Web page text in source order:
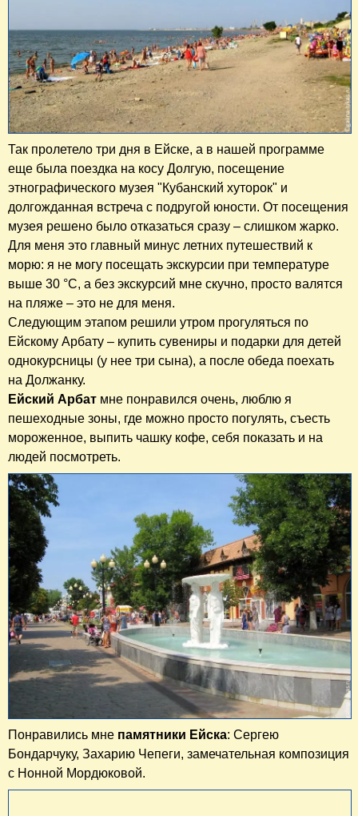
Так пролетело три дня в Ейске, а в нашей программе
еще была поездка на косу Долгую, посещение
этнографического музея "Кубанский хуторок" и
долгожданная встреча с подругой юности. От посещения
музея решено было отказаться сразу – слишком жарко.
Для меня это главный минус летних путешествий к
морю: я не могу посещать экскурсии при температуре
выше 30 °C, а без экскурсий мне скучно, просто валятся
на пляже – это не для меня.
Следующим этапом решили утром прогуляться по
Ейскому Арбату – купить сувениры и подарки для детей
однокурсницы (у нее три сына), а после обеда поехать
на Должанку.
Ейский Арбат мне понравился очень, люблю я
пешеходные зоны, где можно просто погулять, съесть
мороженное, выпить чашку кофе, себя показать и на
людей посмотреть.
Понравились мне памятники Ейска: Сергею
Бондарчуку, Захарию Чепеги, замечательная композиция
с Нонной Мордюковой.